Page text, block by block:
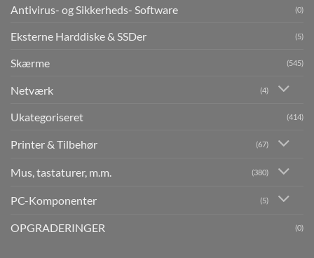
Antivirus- og Sikkerheds- Software (0)
Eksterne Harddiske & SSDer (5)
Skærme (545)
Netværk (4)
Ukategoriseret (414)
Printer & Tilbehør (67)
Mus, tastaturer, m.m. (380)
PC-Komponenter (5)
OPGRADERINGER (0)